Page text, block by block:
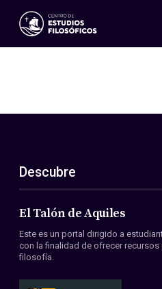
Eventos
ES
EN
Acerca de nosotros
Miembros
Convenios
Descubre
El Talón de Aquiles
Este es un portal dirigido a
con la finalidad de ofrecer recursos
filosofía.